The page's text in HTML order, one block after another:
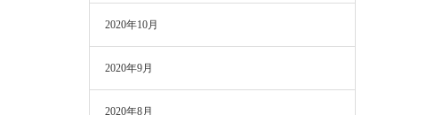
2020年10月
2020年9月
2020年8月